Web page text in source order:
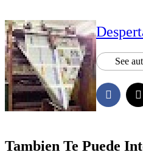
See
Tambien Te Puede